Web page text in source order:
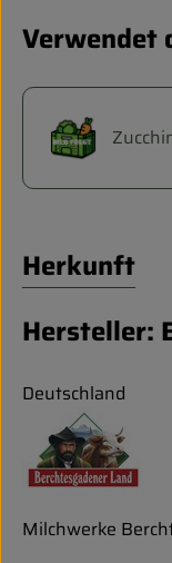
Verwendet
Herkunft
Hersteller:
Deutschland
Milchwerke